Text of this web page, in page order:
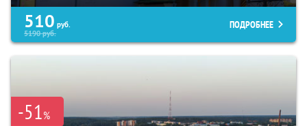
510 руб.
5190руб.
ПОДРОБНЕЕ
-51%